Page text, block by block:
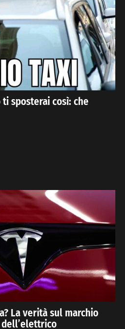
sposterai così: che
La verità sul marchio